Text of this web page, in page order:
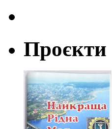
Проєкти